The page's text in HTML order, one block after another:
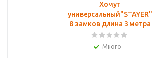
Хомут
универсальный"STAYER"
8 замков длина 3 метра
Много